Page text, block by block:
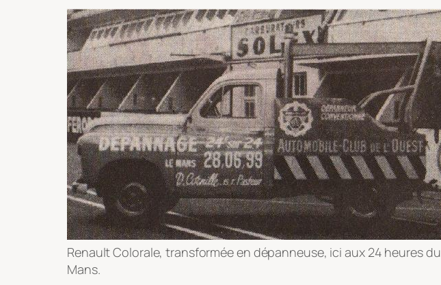
Renault Colorale, transformée en dépanneuse, ici aux 24 heures du
Mans.